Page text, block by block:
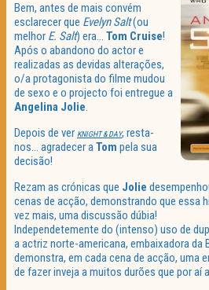
Bem, antes de mais convém
esclarecer que Evelyn Salt(ou
melhor E. Salt) era… Tom Cruise!
Após o abandono do actor e
realizadas as devidas alterações,
o/a protagonista do filme mudou
de sexo e o projecto foi entregue a
Angelina Jolie.
Depois de ver KNIGHT & DAY, resta-
nos… agradecer aTom pela sua
decisão!
Rezam as crónicas que Jolie
cenas de acção, demonstrando que essa
vez mais, uma discussão dúbia!
Independetemente do (intenso) uso de
a actriz norte-americana, embaixadora da
demonstra, em cada cena de acção, uma
de fazer inveja a muitos durões que por aí